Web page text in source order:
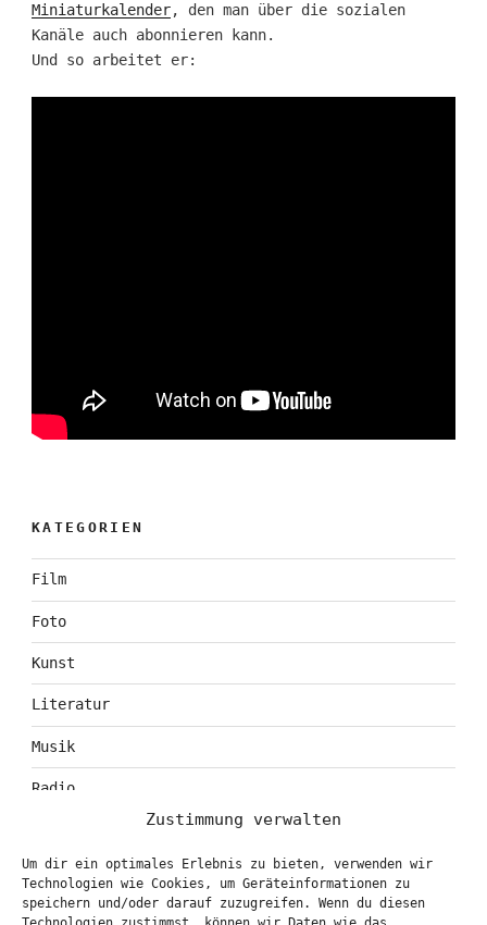
Zustimmung verwalten
Um dir ein optimales Erlebnis zu bieten, verwenden wir
Technologien wie Cookies, um Geräteinformationen zu
speichern und/oder darauf zuzugreifen. Wenn du diesen
Miniaturkalender, den man über die sozialen
Kanäle auch abonnieren kann.
Und so arbeitet er:
KATEGORIEN
Film
Foto
Kunst
Literatur
Musik
Radio
Theater